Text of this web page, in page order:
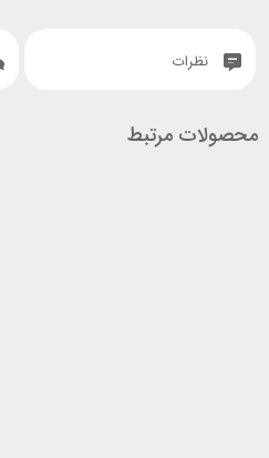
نظرات
محصولات مرتبط